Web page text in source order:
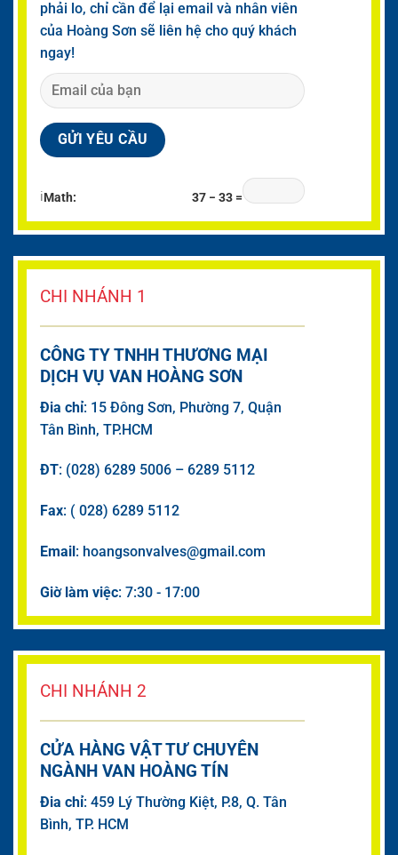
phải lo, chỉ cần để lại email và nhân viên
của Hoàng Sơn sẽ liên hệ cho quý khách
ngay!
ℹMath: 37 − 33 =
CHI NHÁNH 1
CÔNG TY TNHH THƯƠNG MẠI
DỊCH VỤ VAN HOÀNG SƠN
Đia chỉ: 15 Đông Sơn, Phường 7, Quận
Tân Bình, TP.HCM
ĐT: (028) 6289 5006 – 6289 5112
Fax: ( 028) 6289 5112
Email: hoangsonvalves@gmail.com
Giờ làm việc: 7:30 - 17:00
CHI NHÁNH 2
CỬA HÀNG VẬT TƯ CHUYÊN
NGÀNH VAN HOÀNG TÍN
Đia chỉ: 459 Lý Thường Kiệt, P.8, Q. Tân
Bình, TP. HCM